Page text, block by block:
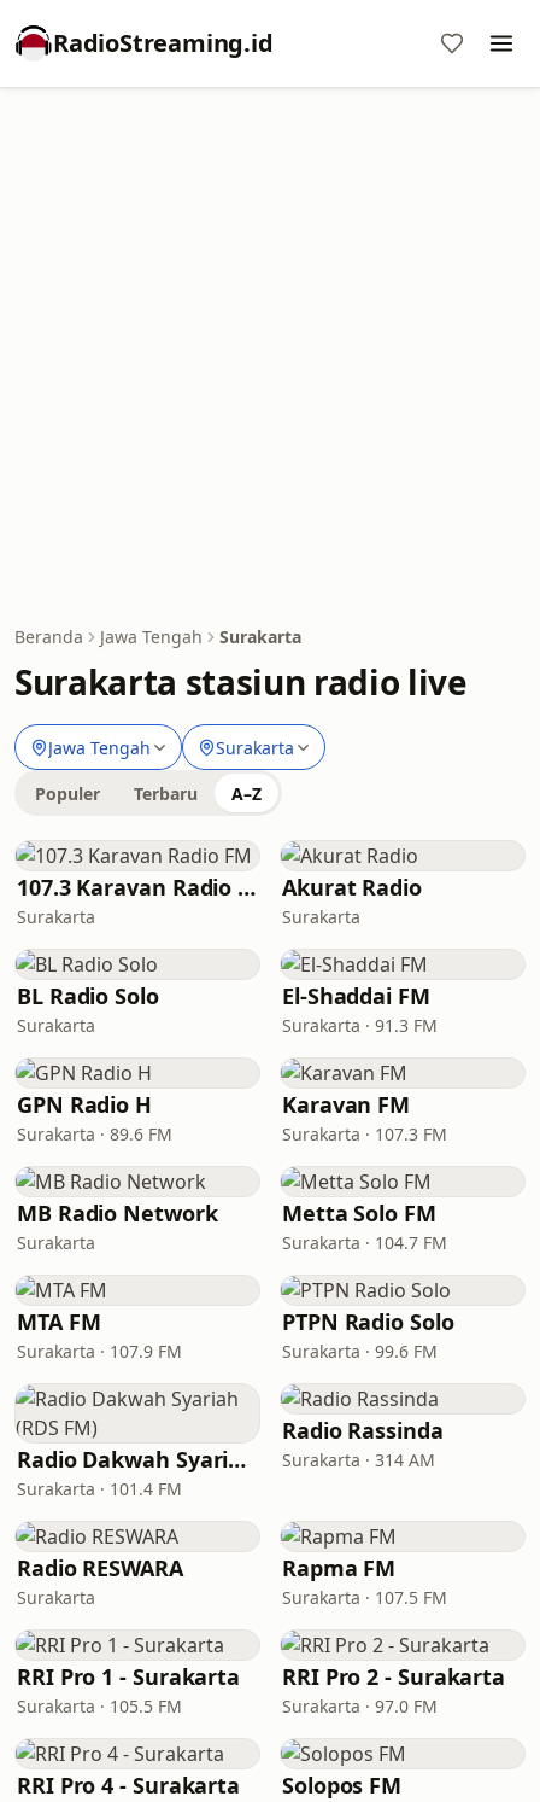
RadioStreaming.id
Beranda Jawa Tengah Surakarta
Surakarta stasiun radio live
Jawa Tengah Surakarta
Populer Terbaru A–Z
107.3 Karavan Radio FM
Surakarta
Akurat Radio
Surakarta
BL Radio Solo
Surakarta
El-Shaddai FM
Surakarta · 91.3 FM
GPN Radio H
Surakarta · 89.6 FM
Karavan FM
Surakarta · 107.3 FM
MB Radio Network
Surakarta
Metta Solo FM
Surakarta · 104.7 FM
MTA FM
Surakarta · 107.9 FM
PTPN Radio Solo
Surakarta · 99.6 FM
Radio Dakwah Syariah (RDS FM)
Surakarta · 101.4 FM
Radio Rassinda
Surakarta · 314 AM
Radio RESWARA
Surakarta
Rapma FM
Surakarta · 107.5 FM
RRI Pro 1 - Surakarta
Surakarta · 105.5 FM
RRI Pro 2 - Surakarta
Surakarta · 97.0 FM
RRI Pro 4 - Surakarta Solopos FM